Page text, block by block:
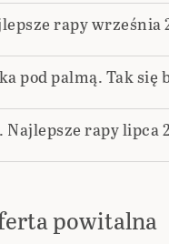
rapy września
pod palmą. Tak się
Najlepsze rapy lipca
powitalna